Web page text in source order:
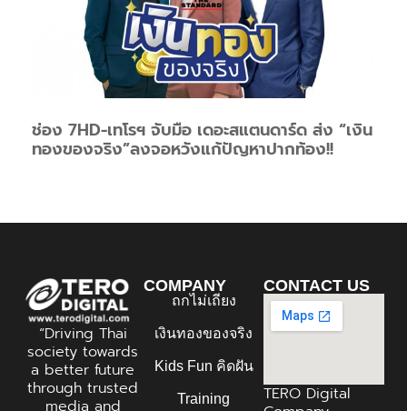
ช่อง 7HD-เทโรฯ จับมือ เดอะสแตนดาร์ด ส่ง “เงิน
ทองของจริง”ลงจอหวังแก้ปัญหาปากท้อง!!
“Driving Thai
society towards
a better future
through trusted
media and
COMPANY
ถกไม่เถียง
เงินทองของจริง
Kids Fun คิดฝัน
Training
CONTACT US
TERO Digital